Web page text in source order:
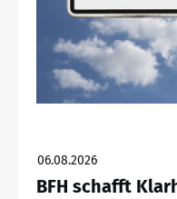
06.08.2026
BFH schafft